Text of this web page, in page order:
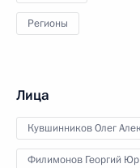
Регионы
Лица
Кувшинников Олег
Филимонов Георгий